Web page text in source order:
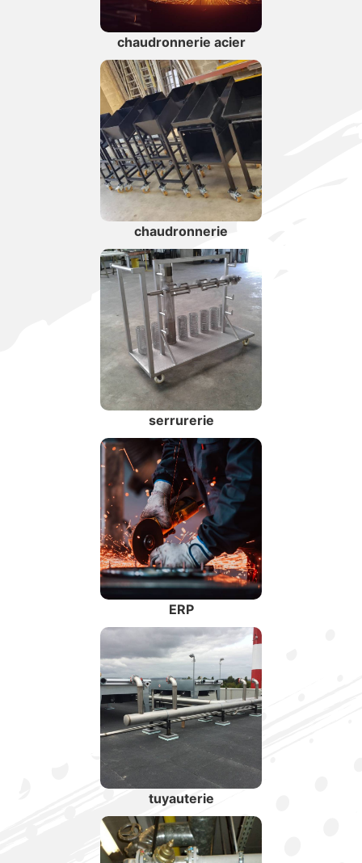
chaudronnerie acier
chaudronnerie
serrurerie
ERP
tuyauterie